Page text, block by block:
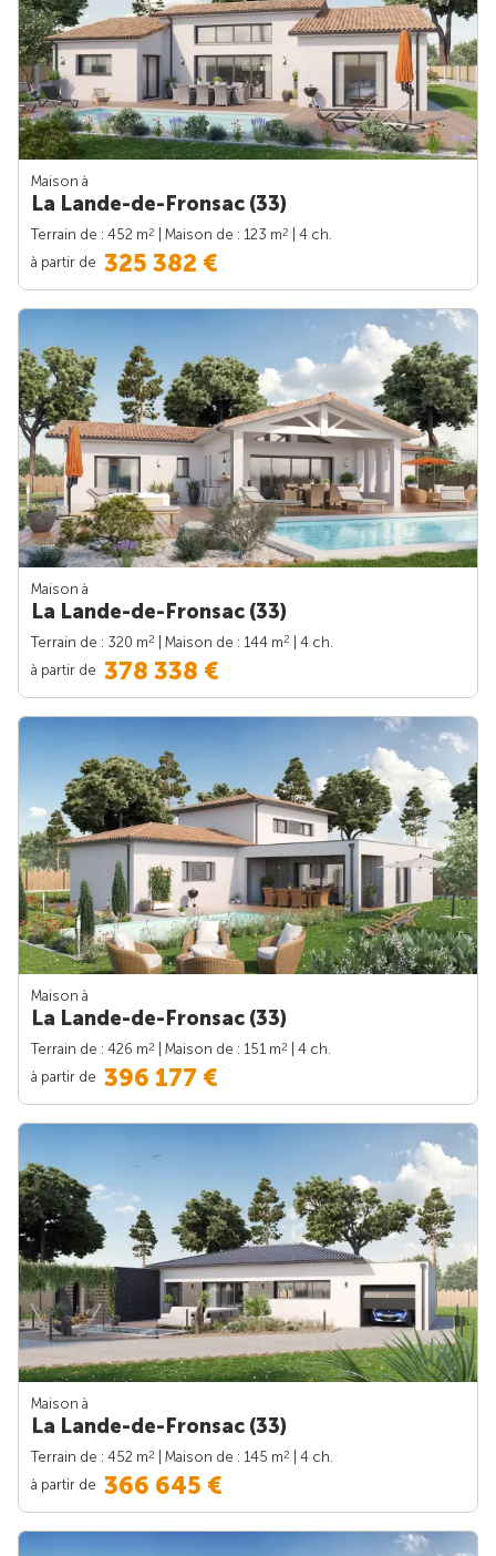
Maison à
La Lande-de-Fronsac (33)
Terrain de : 452 m2 | Maison de : 123 m2
| 4 ch.
à partir de 325 382 €
Maison à
La Lande-de-Fronsac (33)
Terrain de : 320 m2 | Maison de : 144 m2
| 4 ch.
à partir de 378 338 €
Maison à
La Lande-de-Fronsac (33)
Terrain de : 426 m2 | Maison de : 151 m2
| 4 ch.
à partir de 396 177 €
Maison à
La Lande-de-Fronsac (33)
Terrain de : 452 m2 | Maison de : 145 m2
| 4 ch.
à partir de 366 645 €